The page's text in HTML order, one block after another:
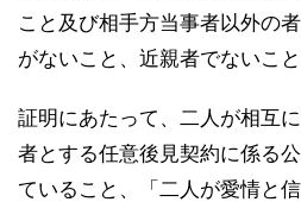
こと及び相手方当事者以外の
がないこと、近親者でないこと
証明にあたって、二人が相互
者とする任意後見契約に係る
ていること、「二人が愛情と